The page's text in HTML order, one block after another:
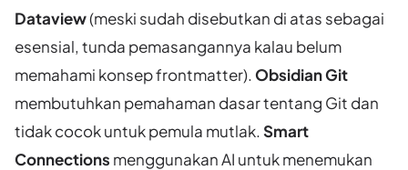
Dataview(meski sudah disebutkan di atas sebagai
esensial, tunda pemasangannya kalau belum
memahami konsep frontmatter). Obsidian Git
membutuhkan pemahaman dasar tentang Git dan
tidak cocok untuk pemula mutlak. Smart
Connections menggunakan AI untuk menemukan